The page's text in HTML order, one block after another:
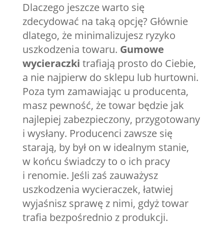
Dlaczego jeszcze warto się
zdecydować na taką opcję? Głównie
dlatego, że minimalizujesz ryzyko
uszkodzenia towaru. Gumowe
wycieraczki trafiają prosto do Ciebie,
a nie najpierw do sklepu lub hurtowni.
Poza tym zamawiając u producenta,
masz pewność, że towar będzie jak
najlepiej zabezpieczony, przygotowany
i wysłany. Producenci zawsze się
starają, by był on w idealnym stanie,
w końcu świadczy to o ich pracy
i renomie. Jeśli zaś zauważysz
uszkodzenia wycieraczek, łatwiej
wyjaśnisz sprawę z nimi, gdyż towar
trafia bezpośrednio z produkcji.